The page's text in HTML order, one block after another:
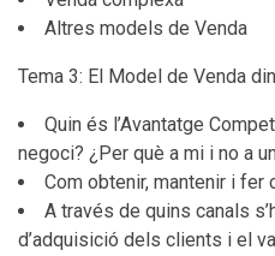
Altres models de Venda
Tema 3: El Model de Venda
Quin és l’Avantatge
negoci? ¿Per què a mi i no a
Com obtenir, mantenir i
A través de quins canals
d’adquisició dels clients i el